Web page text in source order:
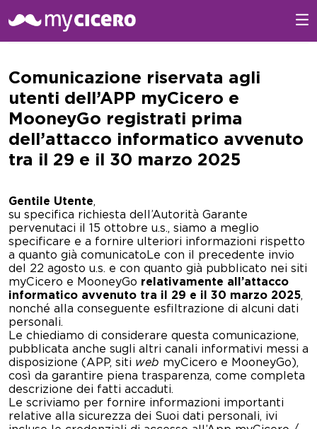
Comunicazione riservata agli
utenti dell’APP myCicero e
MooneyGo registrati prima
dell’attacco informatico avvenuto
tra il 29 e il 30 marzo 2025
Gentile Utente,
su specifica richiesta dell’Autorità Garante
pervenutaci il 15 ottobre u.s., siamo a meglio
specificare e a fornire ulteriori informazioni rispetto
a quanto già comunicatoLe con il precedente invio
del 22 agosto u.s. e con quanto già pubblicato nei siti
myCicero e MooneyGo relativamente all’attacco
informatico avvenuto tra il 29 e il 30 marzo 2025,
nonché alla conseguente esfiltrazione di alcuni dati
personali.
Le chiediamo di considerare questa comunicazione,
pubblicata anche sugli altri canali informativi messi a
disposizione (APP, siti web myCicero e MooneyGo),
così da garantire piena trasparenza, come completa
descrizione dei fatti accaduti.
Le scriviamo per fornire informazioni importanti
relative alla sicurezza dei Suoi dati personali, ivi